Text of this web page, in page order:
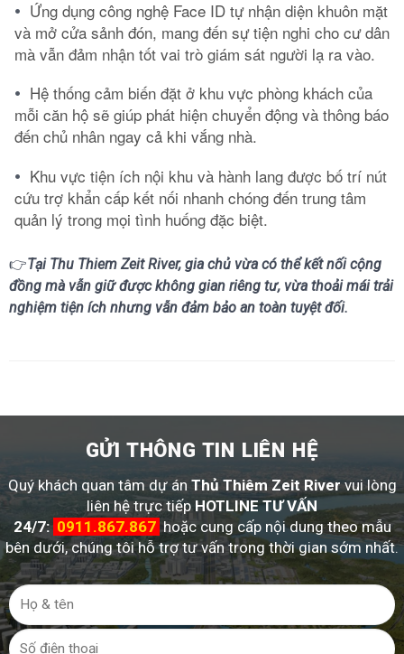
Ứng dụng công nghệ Face ID tự nhận diện khuôn mặt
và mở cửa sảnh đón, mang đến sự tiện nghi cho cư dân
mà vẫn đảm nhận tốt vai trò giám sát người lạ ra vào.
Hệ thống cảm biến đặt ở khu vực phòng khách của
mỗi căn hộ sẽ giúp phát hiện chuyển động và thông báo
đến chủ nhân ngay cả khi vắng nhà.
Khu vực tiện ích nội khu và hành lang được bố trí nút
cứu trợ khẩn cấp kết nối nhanh chóng đến trung tâm
quản lý trong mọi tình huống đặc biệt.
👉Tại Thu Thiem Zeit River, gia chủ vừa có thể kết nối cộng
đồng mà vẫn giữ được không gian riêng tư, vừa thoải mái trải
nghiệm tiện ích nhưng vẫn đảm bảo an toàn tuyệt đối.
GỬI THÔNG TIN LIÊN HỆ
Quý khách quan tâm dự án Thủ Thiêm Zeit Rivervui lòng
liên hệ trực tiếp HOTLINE TƯ VẤN
24/7: 0911.867.867 hoặc cung cấp nội dung theo mẫu
bên dưới, chúng tôi hỗ trợ tư vấn trong thời gian sớm nhất.